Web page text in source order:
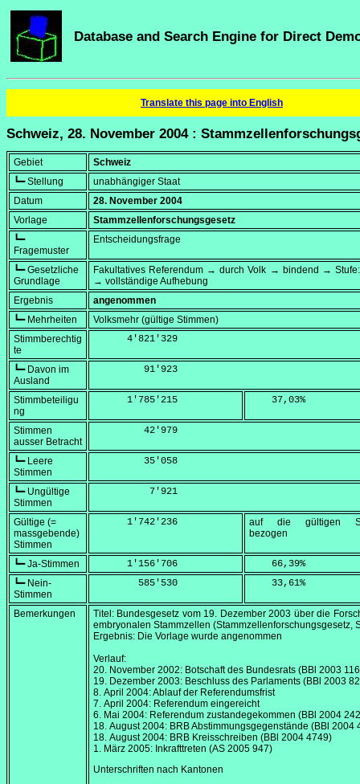
Database and Search Engine for Direct
Translate this page into English
Schweiz, 28. November 2004 :
Gebiet
Schweiz
┗━ Stellung
unabhängiger Staat
Datum
28. November 2004
Vorlage
Stammzellenforschungsgesetz
┗━
Fragemuster
Entscheidungsfrage
┗━ Gesetzliche
Grundlage
Fakultatives Referendum → durch Volk → bindend →
→ vollständige Aufhebung
Ergebnis
angenommen
┗━ Mehrheiten
Volksmehr (gültige Stimmen)
Stimmberechtig
te
      4'821'329
┗━ Davon im
Ausland
         91'923
Stimmbeteiligu
ng
      1'785'215
    37,03
%
Stimmen
ausser Betracht
         42'979
┗━ Leere
Stimmen
         35'058
┗━ Ungültige
Stimmen
          7'921
Gültige (=
massgebende)
Stimmen
      1'742'236
auf die gültigen
bezogen
┗━ Ja-Stimmen
      1'156'706
    66,39
%
┗━ Nein-
Stimmen
        585'530
    33,61
%
Bemerkungen Titel: Bundesgesetz vom 19. Dezember 2003 über die
embryonalen Stammzellen (Stammzellenforschungsgesetz,
Ergebnis: Die Vorlage wurde angenommen
Verlauf:
20. November 2002: Botschaft des Bundesrats (BBl 2003
19. Dezember 2003: Beschluss des Parlaments (BBl 2003
8. April 2004: Ablauf der Referendumsfrist
7. April 2004: Referendum eingereicht
6. Mai 2004: Referendum zustandegekommen (BBl 2004
18. August 2004: BRB Abstimmungsgegenstände (BBl 2004
18. August 2004: BRB Kreisschreiben (BBl 2004 4749)
1. März 2005: Inkrafttreten (AS 2005 947)
Unterschriften nach Kantonen